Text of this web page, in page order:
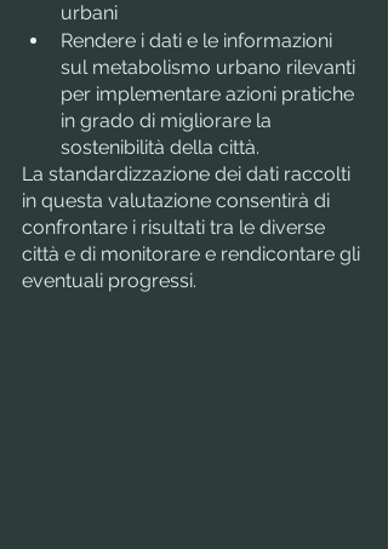
urbani
Rendere i dati e le informazioni
sul metabolismo urbano rilevanti
per implementare azioni pratiche
in grado di migliorare la
sostenibilità della città.
La standardizzazione dei dati raccolti
in questa valutazione consentirà di
confrontare i risultati tra le diverse
città e di monitorare e rendicontare gli
eventuali progressi.